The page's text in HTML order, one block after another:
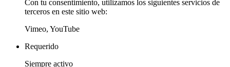
Con tu consentimiento, utilizamos los siguientes servicios de
terceros en este sitio web:
Vimeo, YouTube
Requerido
Siempre activo